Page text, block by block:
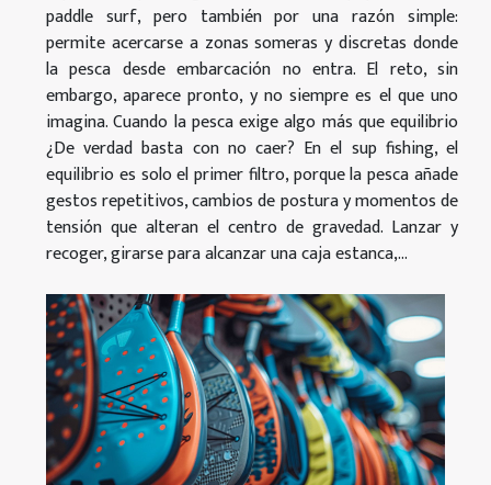
paddle surf, pero también por una razón simple:
permite acercarse a zonas someras y discretas donde
la pesca desde embarcación no entra. El reto, sin
embargo, aparece pronto, y no siempre es el que uno
imagina. Cuando la pesca exige algo más que equilibrio
¿De verdad basta con no caer? En el sup fishing, el
equilibrio es solo el primer filtro, porque la pesca añade
gestos repetitivos, cambios de postura y momentos de
tensión que alteran el centro de gravedad. Lanzar y
recoger, girarse para alcanzar una caja estanca,...